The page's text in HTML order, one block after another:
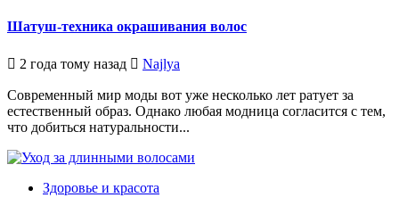
Шатуш-техника окрашивания волос
2 года тому назад Najlya
Современный мир моды вот уже несколько лет ратует за
естественный образ. Однако любая модница согласится с тем,
что добиться натуральности...
Здоровье и красота